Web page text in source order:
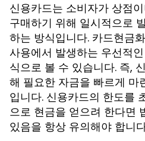
신용카드는 소비자가 상점
구매하기 위해 일시적으로
하는 방식입니다. 카드현금
사용에서 발생하는 우선적
식으로 볼 수 있습니다. 즉,
해 필요한 자금을 빠르게 마
입니다. 신용카드의 한도를
으로 현금을 얻으려 한다면
있음을 항상 유의해야 합니